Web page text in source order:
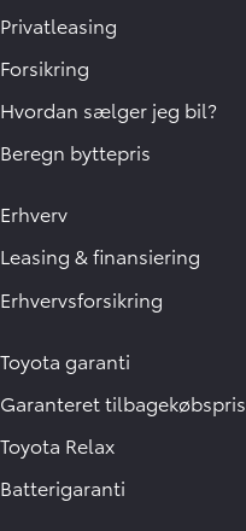
Privatleasing
Forsikring
Hvordan sælger jeg bil?
Beregn byttepris
Erhverv
Leasing & finansiering
Erhvervsforsikring
Toyota garanti
Garanteret tilbagekøbspris
Toyota Relax
Batterigaranti